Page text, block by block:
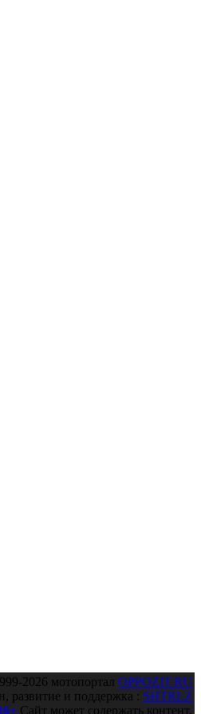
2026 мотопортал OPPOZIT.RU
развитие и поддержка : SHTRLZ
Сайт может содержать контент,